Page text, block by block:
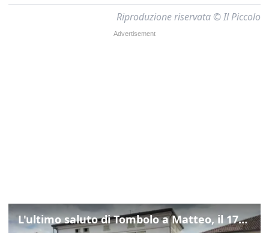
Riproduzione riservata © Il Piccolo
L'ultimo saluto di Tombolo a Matteo, il 17enne morto di tumore. Il video